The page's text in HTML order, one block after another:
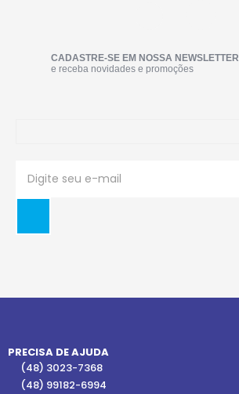
CADASTRE-SE EM NOSSA NEWSLETTER
e receba novidades e promoções
PRECISA DE AJUDA
(48) 3023-7368
(48) 99182-6994